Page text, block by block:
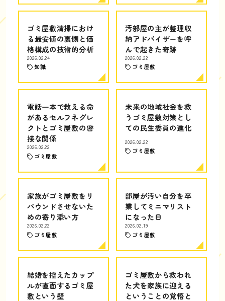
ゴミ屋敷清掃におけ
る最安値の裏側と価
格構成の技術的分析
2026.02.24
知識
汚部屋の主が整理収
納アドバイザーを呼
んで起きた奇跡
2026.02.22
ゴミ屋敷
電話一本で救える命
があるセルフネグレ
クトとゴミ屋敷の密
接な関係
2026.02.22
ゴミ屋敷
未来の地域社会を救
うゴミ屋敷対策とし
ての民生委員の進化
2026.02.22
ゴミ屋敷
家族がゴミ屋敷をリ
バウンドさせないた
めの寄り添い方
2026.02.22
ゴミ屋敷
部屋が汚い自分を卒
業してミニマリスト
になった日
2026.02.19
ゴミ屋敷
結婚を控えたカップ
ルが直面するゴミ屋
敷という壁
ゴミ屋敷から救われ
た犬を家族に迎える
ということの覚悟と